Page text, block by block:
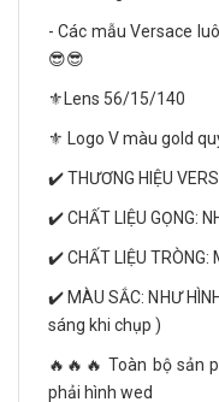
- Các mẫu Versace
😎😎
⚜Lens 56/15/140
⚜️ Logo V màu gold
✔️ THƯƠNG HIỆU
✔️ CHẤT LIỆU GỌNG:
✔️ CHẤT LIỆU TRÒNG:
✔️ MÀU SẮC: NHƯ
sáng khi chụp )
🔥🔥🔥 Toàn bộ sản
phải hình wed